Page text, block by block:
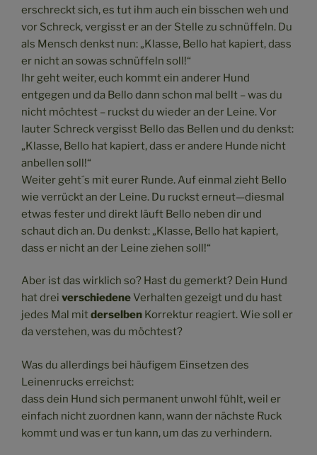
erschreckt sich, es tut ihm auch ein bisschen weh und
vor Schreck, vergisst er an der Stelle zu schnüffeln. Du
als Mensch denkst nun: „Klasse, Bello hat kapiert, dass
er nicht an sowas schnüffeln soll!“
Ihr geht weiter, euch kommt ein anderer Hund
entgegen und da Bello dann schon mal bellt – was du
nicht möchtest – ruckst du wieder an der Leine. Vor
lauter Schreck vergisst Bello das Bellen und du denkst:
„Klasse, Bello hat kapiert, dass er andere Hunde nicht
anbellen soll!“
Weiter geht´s mit eurer Runde. Auf einmal zieht Bello
wie verrückt an der Leine. Du ruckst erneut—diesmal
etwas fester und direkt läuft Bello neben dir und
schaut dich an. Du denkst: „Klasse, Bello hat kapiert,
dass er nicht an der Leine ziehen soll!“
Aber ist das wirklich so? Hast du gemerkt? Dein Hund
hat drei verschiedene Verhalten gezeigt und du hast
jedes Mal mitderselben Korrektur reagiert. Wie soll er
da verstehen, was du möchtest?
Was du allerdings bei häufigem Einsetzen des
Leinenrucks erreichst:
dass dein Hund sich permanent unwohl fühlt, weil er
einfach nicht zuordnen kann, wann der nächste Ruck
kommt und was er tun kann, um das zu verhindern.